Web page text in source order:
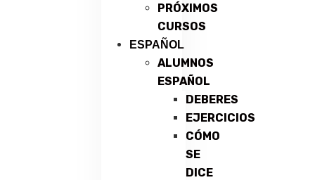
PRÓXIMOS
CURSOS
ESPAÑOL
ALUMNOS
ESPAÑOL
DEBERES
EJERCICIOS
CÓMO
SE
DICE